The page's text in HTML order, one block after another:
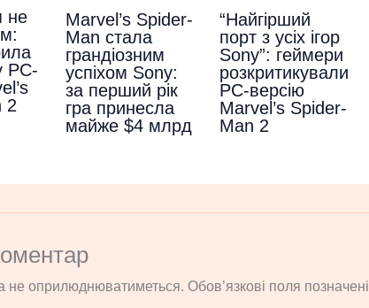
не
PC-
2
Marvel’s Spider-
Man стала
грандіозним
успіхом Sony:
за перший рік
гра принесла
майже $4 млрд
“Найгірший
порт з усіх ігор
Sony”: геймери
розкритикували
PC-версію
Marvel’s Spider-
Man 2
не оприлюднюватиметься. Обов’язкові поля позначені